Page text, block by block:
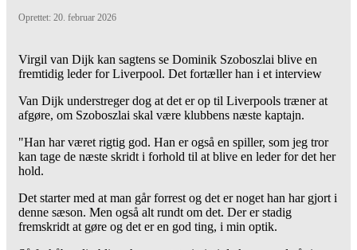
Oprettet: 20. februar 2026
Virgil van Dijk kan sagtens se Dominik Szoboszlai blive en
fremtidig leder for Liverpool. Det fortæller han i et interview
Van Dijk understreger dog at det er op til Liverpools træner at
afgøre, om Szoboszlai skal være klubbens næste kaptajn.
"Han har været rigtig god. Han er også en spiller, som jeg tror
kan tage de næste skridt i forhold til at blive en leder for det her
hold.
Det starter med at man går forrest og det er noget han har gjort i
denne sæson. Men også alt rundt om det. Der er stadig
fremskridt at gøre og det er en god ting, i min optik.